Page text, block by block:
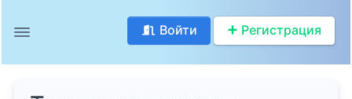
Войти Регистрация